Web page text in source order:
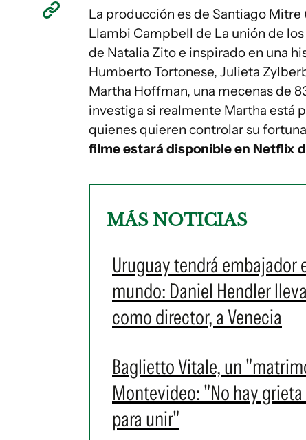
La producción es de Santiago
Llambi Campbell de La unión de
de Natalia Zito e inspirado en una
Humberto Tortonese, Julieta
Martha Hoffman, una mecenas de
investiga si realmente Martha está
quienes quieren controlar su
filme estará disponible en Netflix
MÁS NOTICIAS
Uruguay tendrá embajador
mundo: Daniel Hendler
como director, a Venecia
Baglietto Vitale, un
Montevideo: "No hay
para unir"